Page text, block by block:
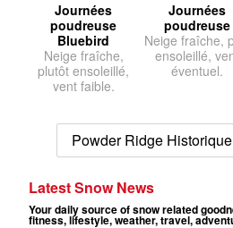
Journées
poudreuse
Bluebird
Neige fraîche,
plutôt ensoleillé,
vent faible.
Journées
poudreuse
Neige fraîche,
ensoleillé,
éventuel.
Powder Ridge